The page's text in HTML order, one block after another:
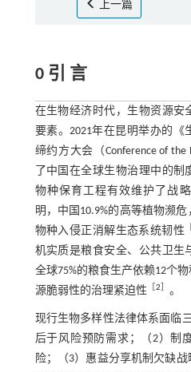
上一篇
0 引 言
在生物经济时代，生物资源安
要素。2021年在昆明举办的
缔约方大会（Conference of the
了中国在全球生物治理中的
物种保育工程有效维护了战
明，中国10.9%的高等植物濒
物种入侵正消解生态系统韧性
机实质是粮食安全、公共卫生
全球75%的粮食生产依赖12个
源脆弱性的治理紧迫性
2 。
现行生物多样性法律体系面临
后于风险预防需求；（2）制
险；（3）惠益分享机制欠缺